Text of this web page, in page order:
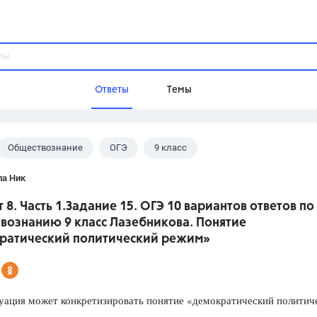
Ответы Темы
Домашнее задание
9 класс, 8 класс,
Разумовская М.М., Габриелян
Обществознание ОГЭ 9 класс
А.Ю.
Ник
8. Часть 1.Задание 15. ОГЭ 10 вариантов ответов по
9 класс Лазебникова. Понятие
политический режим»
может конкретизировать понятие «демократический